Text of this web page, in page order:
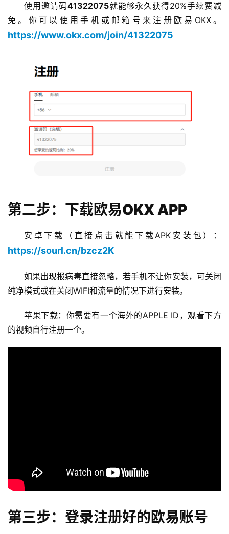
使用邀请码41322075就能够永久获得20%手续费减
免。你可以使用手机或邮箱号来注册欧易OKX。
https://www.okx.com/join/41322075
第二步：下载欧易OKX APP
安卓下载（直接点击就能下载APK安装包）：
https://sourl.cn/bzcz2K
如果出现报病毒直接忽略，若手机不让你安装，可关闭
纯净模式或在关闭WIFI和流量的情况下进行安装。
苹果下载：你需要有一个海外的APPLE ID，观看下方
的视频自行注册一个。
第三步：登录注册好的欧易账号